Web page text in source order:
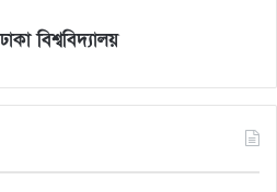
বিশ্ববিদ্যালয়